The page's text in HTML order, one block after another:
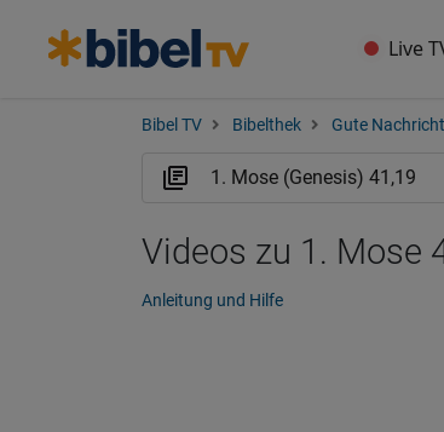
Live
Bibel TV Bibelthek Gute
Videos zu 1. Mose
Anleitung und Hilfe